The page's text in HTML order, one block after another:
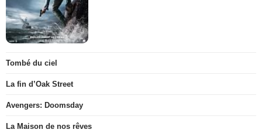
Tombé du ciel
La fin d’Oak Street
Avengers: Doomsday
La Maison de nos rêves